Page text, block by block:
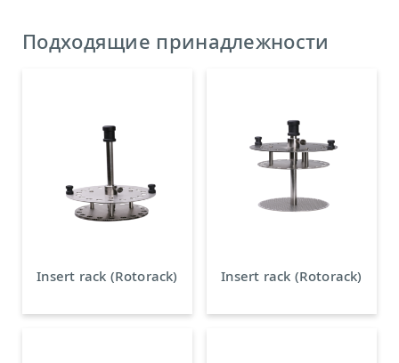
Подходящие принадлежности
Insert rack (Rotorack) Insert rack (Rotorack)